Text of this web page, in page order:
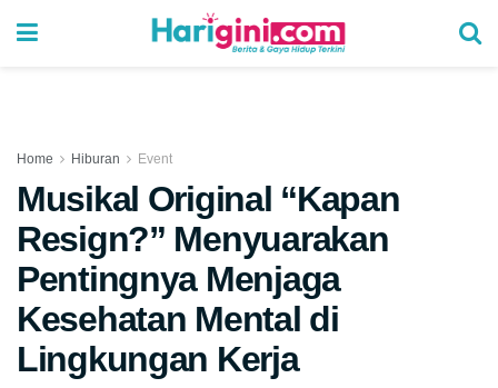
Home Hiburan Event
Musikal Original “Kapan
Resign?” Menyuarakan
Pentingnya Menjaga
Kesehatan Mental di
Lingkungan Kerja